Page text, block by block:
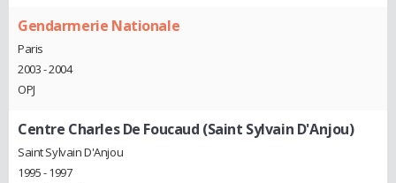
Gendarmerie Nationale
Paris
2003 - 2004
OPJ
Centre Charles De Foucaud (Saint Sylvain D'Anjou)
Saint Sylvain D'Anjou
1995 - 1997